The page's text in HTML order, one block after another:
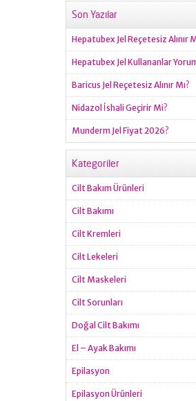
Son Yazılar
Hepatubex Jel Reçetesiz Alınır
Hepatubex Jel Kullananlar
Baricus Jel Reçetesiz Alınır Mı?
Nidazol İshali Geçirir Mi?
Munderm Jel Fiyat 2026?
Kategoriler
Cilt Bakım Ürünleri
Cilt Bakımı
Cilt Kremleri
Cilt Lekeleri
Cilt Maskeleri
Cilt Sorunları
Doğal Cilt Bakımı
El – Ayak Bakımı
Epilasyon
Epilasyon Ürünleri